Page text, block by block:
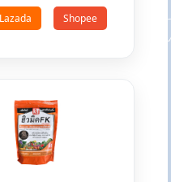
Lazada Shopee